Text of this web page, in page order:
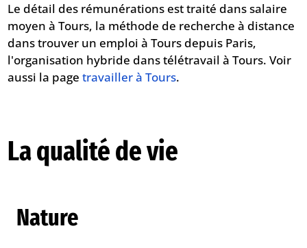
Le détail des rémunérations est traité danssalaire
moyen à Tours, la méthode de recherche à distance
danstrouver un emploi à Tours depuis Paris,
l'organisation hybride danstélétravail à Tours. Voir
aussi la pagetravailler à Tours.
La qualité de vie
Nature